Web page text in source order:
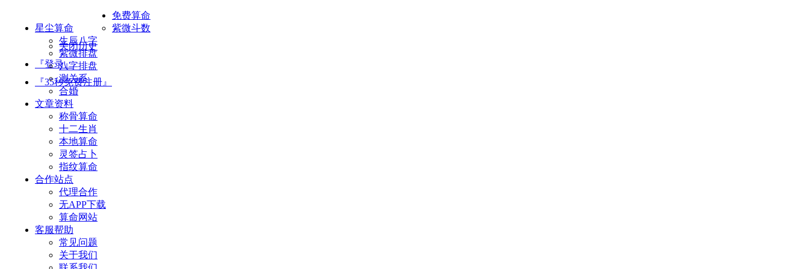
星尘算命
关闭历史
『登录』
『35秒免费注册』
免费算命
紫微斗数
生辰八字
紫微排盘
八字排盘
测关系
合婚
文章资料
称骨算命
十二生肖
本地算命
灵签占卜
指纹算命
合作站点
代理合作
无APP下载
算命网站
客服帮助
常见问题
关于我们